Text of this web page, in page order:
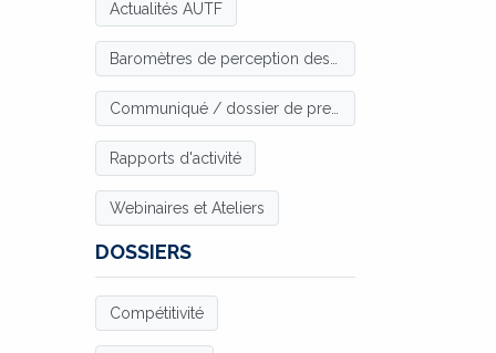
Actualités AUTF
Rapports d'activité
Webinaires et Ateliers
DOSSIERS
Compétitivité